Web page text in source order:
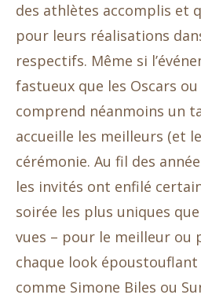
des athlètes accomplis et
pour leurs réalisations
respectifs. Même si
fastueux que les Oscars
comprend néanmoins un
accueille les meilleurs (et
cérémonie. Au fil des
les invités ont enfilé
soirée les plus uniques
vues – pour le meilleur ou
chaque look époustouflant
comme Simone Biles ou